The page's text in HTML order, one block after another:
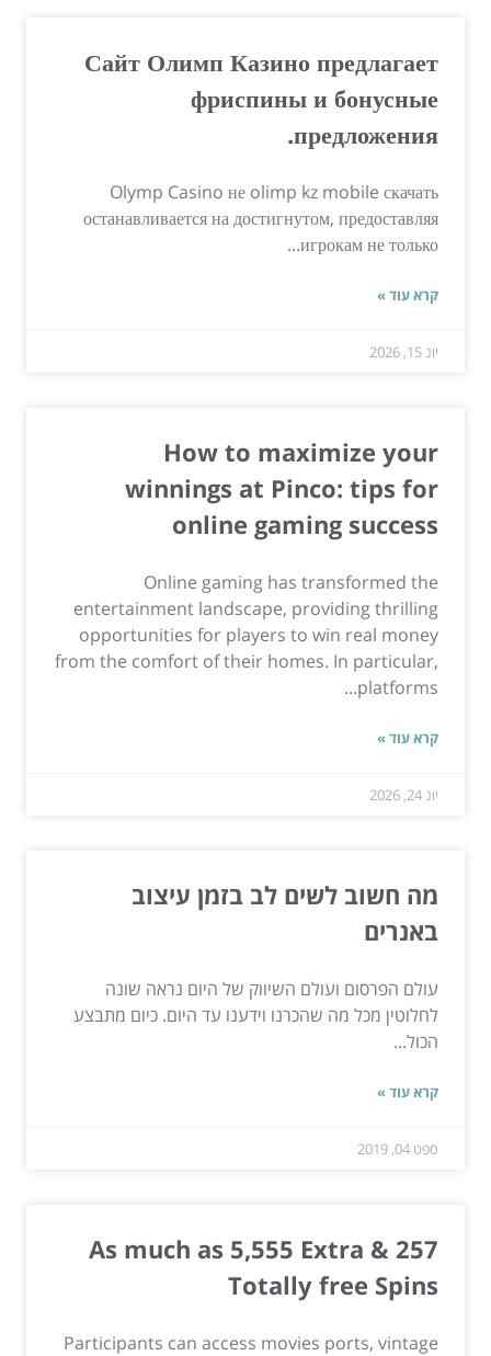
Сайт Олимп Казино предлагает
фриспины и бонусные
предложения.
Olymp Casino не olimp kz mobile скачать
останавливается на достигнутом, предоставляя
игрокам не только...
קרא עוד »
יונ 15, 2026
How to maximize your
winnings at Pinco: tips for
online gaming success
Online gaming has transformed the
entertainment landscape, providing thrilling
opportunities for players to win real money
from the comfort of their homes. In particular,
platforms...
קרא עוד »
יונ 24, 2026
מה חשוב לשים לב בזמן עיצוב
באנרים
עולם הפרסום ועולם השיווק של היום נראה שונה
לחלוטין מכל מה שהכרנו וידענו עד היום. כיום מתבצע
הכול...
קרא עוד »
ספט 04, 2019
As much as 5,555 Extra & 257
Totally free Spins
Participants can access movies ports, vintage